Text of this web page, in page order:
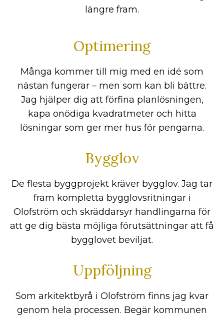
längre fram.
Optimering
Många kommer till mig med en idé som
nästan fungerar – men som kan bli bättre.
Jag hjälper dig att förfina planlösningen,
kapa onödiga kvadratmeter och hitta
lösningar som ger mer hus för pengarna.
Bygglov
De flesta byggprojekt kräver bygglov. Jag tar
fram kompletta bygglovsritningar i
Olofström och skräddarsyr handlingarna för
att ge dig bästa möjliga förutsättningar att få
bygglovet beviljat.
Uppföljning
Som arkitektbyrå i Olofström finns jag kvar
genom hela processen. Begär kommunen